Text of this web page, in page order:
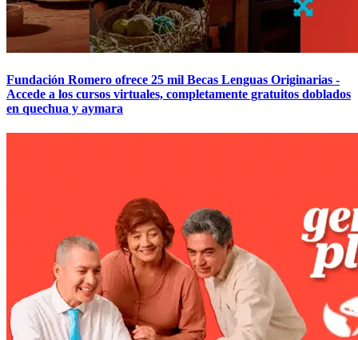
Fundación Romero ofrece 25 mil Becas Lenguas Originarias -
Accede a los cursos virtuales, completamente gratuitos doblados
en quechua y aymara